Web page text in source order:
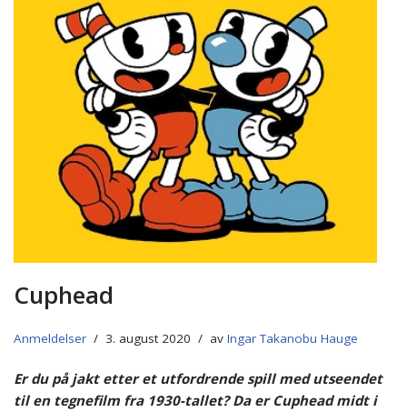
Cuphead
Anmeldelser 3. august 2020 av Ingar Takanobu Hauge
Er du på jakt etter et utfordrende spill med utseendet
til en tegnefilm fra 1930-tallet? Da er Cuphead midt i